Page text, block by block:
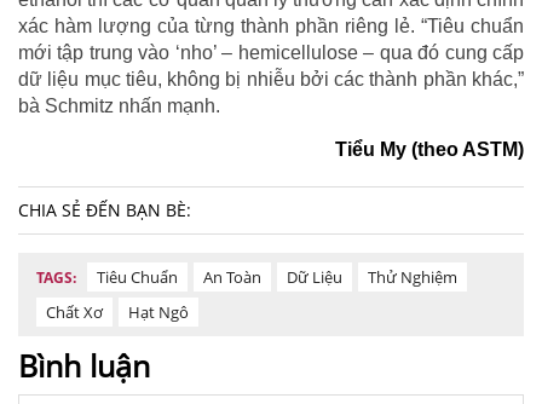
xác hàm lượng của từng thành phần riêng lẻ. “Tiêu chuẩn
mới tập trung vào ‘nho’ – hemicellulose – qua đó cung cấp
dữ liệu mục tiêu, không bị nhiễu bởi các thành phần khác,”
bà Schmitz nhấn mạnh.
Tiểu My (theo ASTM)
CHIA SẺ ĐẾN BẠN BÈ:
TAGS: Tiêu Chuẩn An Toàn Dữ Liệu
Thử Nghiệm
Chất Xơ
Hạt Ngô
Bình luận